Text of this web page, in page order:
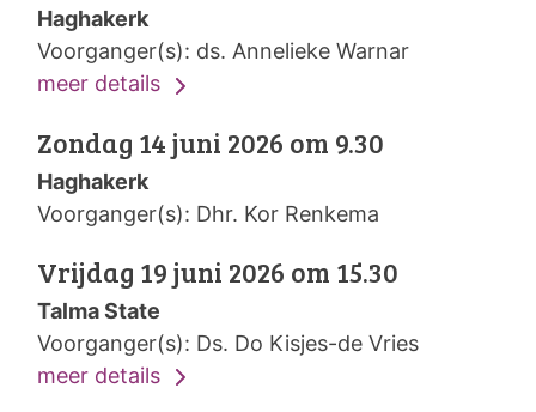
Haghakerk
Voorganger(s): ds. Annelieke Warnar
meer details
Zondag 14 juni 2026 om 9.30
Haghakerk
Voorganger(s): Dhr. Kor Renkema
Vrijdag 19 juni 2026 om 15.30
Talma State
Voorganger(s): Ds. Do Kisjes-de Vries
meer details